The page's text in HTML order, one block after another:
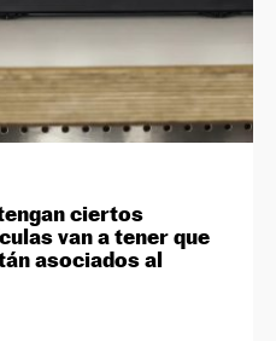
ciertos
van a tener que
asociados al